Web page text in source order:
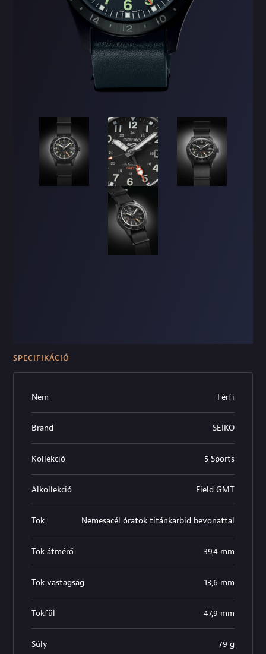
SPECIFIKÁCIÓ
Nem Férfi
Brand SEIKO
Kollekció 5 Sports
Alkollekció Field GMT
Tok Nemesacél óratok titánkarbid bevonattal
Tok átmérő 39,4 mm
Tok vastagság 13,6 mm
Tokfül 47,9 mm
Súly 79 g